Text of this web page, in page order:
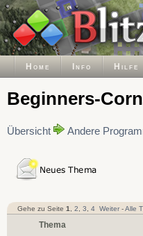
Home Info Hilfe
Beginners-
Übersicht Andere
Gehe zu Seite 1 2 3 4 Weiter-Alle
Thema